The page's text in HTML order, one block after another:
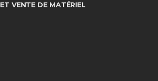
ET VENTE DE MATÉRIEL